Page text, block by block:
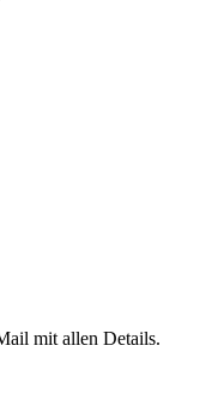
mit allen Details.